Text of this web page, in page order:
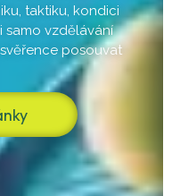
taktiku, kondici
i samo vzdělávání
posouvat